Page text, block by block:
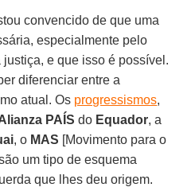
convencido de que uma
especialmente pelo
e que isso é possível.
diferenciar entre a
atual. Os progressismos,
PAÍS do Equador, a
, o MAS [Movimento para o
um tipo de esquema
que lhes deu origem.